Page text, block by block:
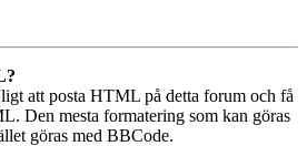
att posta HTML på detta forum och få
Den mesta formatering som kan göras
göras med BBCode.